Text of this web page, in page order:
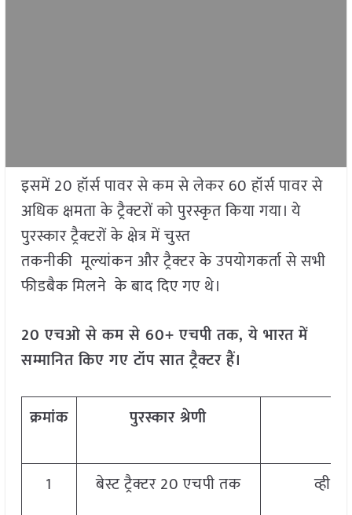
इसमें 20 हॉर्स पावर से कम से लेकर 60 हॉर्स पावर से
अधिक क्षमता के ट्रैक्टरों को पुरस्कृत किया गया। ये
पुरस्कार ट्रैक्टरों के क्षेत्र में चुस्त
तकनीकी मूल्यांकन और ट्रैक्टर के उपयोगकर्ता से सभी
फीडबैक मिलने के बाद दिए गए थे।
20 एचओ से कम से 60+ एचपी तक, ये भारत में
सम्मानित किए गए टॉप सात ट्रैक्टर हैं।
क्रमांक पुरस्कारश्रेणी
1 बेस्ट ट्रैक्टर 20 एचपी तक